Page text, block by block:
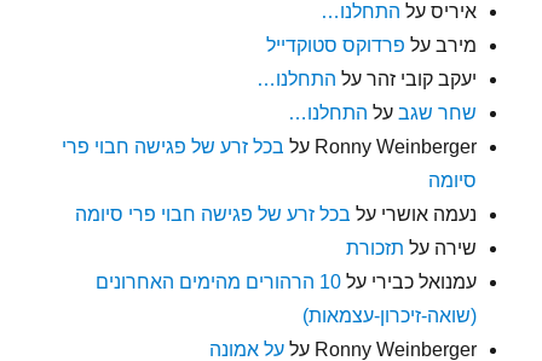
איריס על התחלנו…
מירב על פרדוקס סטוקדייל
יעקב קובי זהר על התחלנו…
שחר שגב על התחלנו…
Ronny Weinberger על בכל זרע של פגישה חבוי פרי
סיומה
נעמה אושרי על בכל זרע של פגישה חבוי פרי סיומה
שירה על תזכורת
עמנואל כבירי על
10 הרהורים מהימים האחרונים
(שואה-זיכרון-עצמאות)
Ronny Weinberger עלעל אמונה